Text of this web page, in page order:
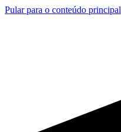
Pular para o conteúdo principal